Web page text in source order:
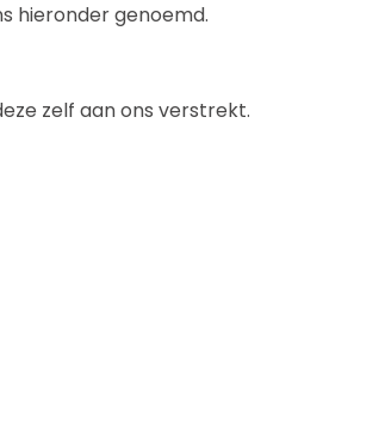
hieronder genoemd.
zelf aan ons verstrekt.